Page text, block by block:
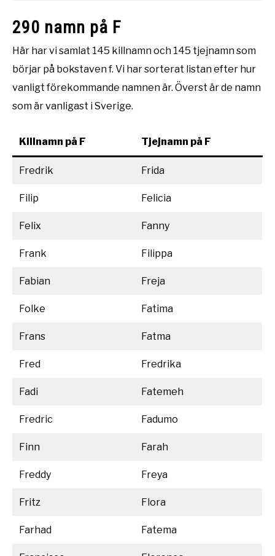
290 namn på F
Här har vi samlat 145 killnamn och 145 tjejnamn som
börjar på bokstaven f. Vi har sorterat listan efter hur
vanligt förekommande namnen är. Överst är de namn
som är vanligast i Sverige.
Killnamn på F Tjejnamn på F
Fredrik Frida
Filip Felicia
Felix Fanny
Frank Filippa
Fabian Freja
Folke Fatima
Frans Fatma
Fred Fredrika
Fadi Fatemeh
Fredric Fadumo
Finn Farah
Freddy Freya
Fritz Flora
Farhad Fatema